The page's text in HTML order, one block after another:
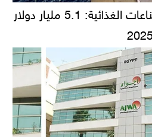
قفزة في صادرات الصناعات الغذائية: 5.1 مليار دولار